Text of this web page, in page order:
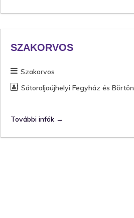
SZAKORVOS
Szakorvos
Sátoraljaújhelyi Fegyház és Börtön
További infók